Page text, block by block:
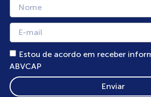
Estou de acordo em receber
ABVCAP
Enviar